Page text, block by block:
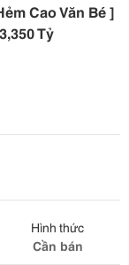
Cao Văn Bé ]
Tỷ
Hình thức
Cần bán